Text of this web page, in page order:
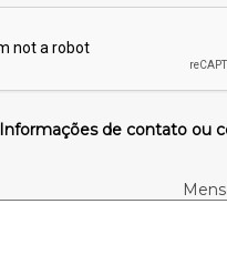
Informações de contato ou